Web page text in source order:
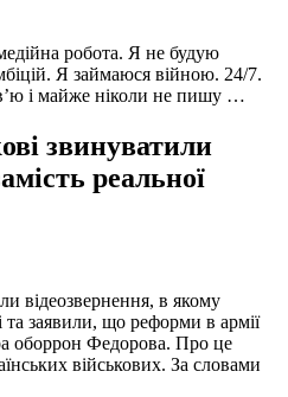
робота. Я не будую
Я займаюся війною. 24/7.
і майже ніколи не пишу …
звинуватили
реальної
відеозвернення, в якому
та заявили, що реформи в армії
оборрон Федорова. Про це
військових. За словами